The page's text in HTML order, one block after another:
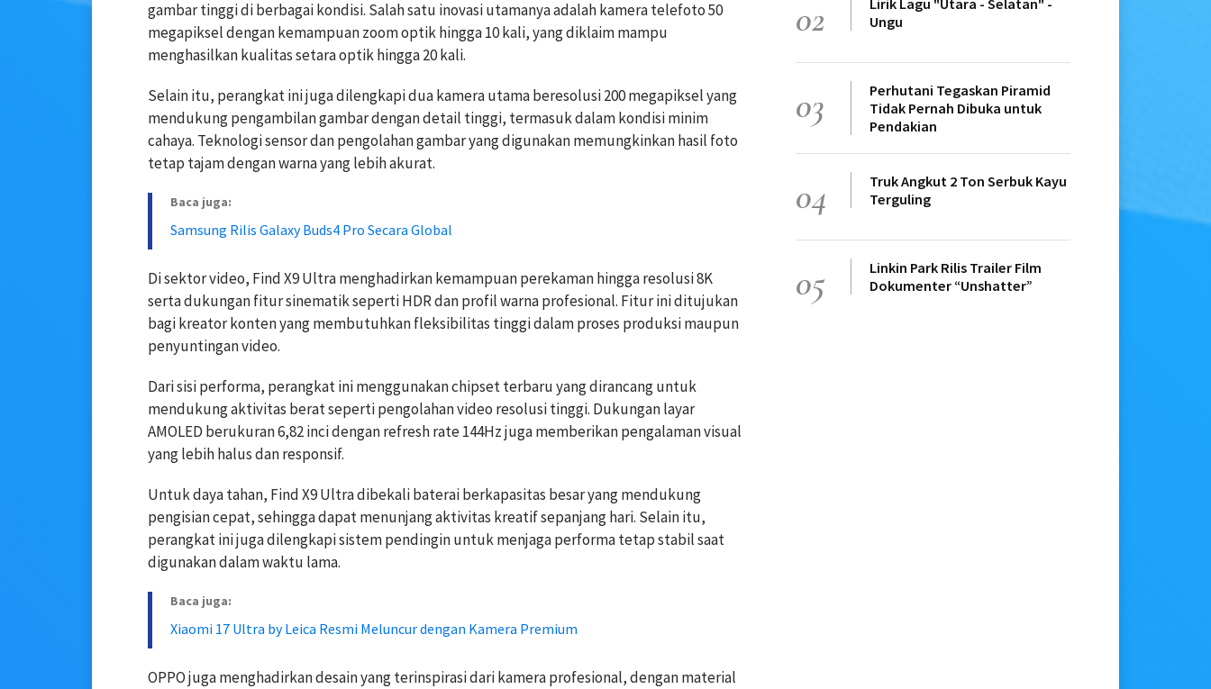
gambar tinggi di berbagai kondisi. Salah satu inovasi utamanya adalah kamera telefoto 50
megapiksel dengan kemampuan zoom optik hingga 10 kali, yang diklaim mampu
menghasilkan kualitas setara optik hingga 20 kali.
Selain itu, perangkat ini juga dilengkapi dua kamera utama beresolusi 200 megapiksel yang
mendukung pengambilan gambar dengan detail tinggi, termasuk dalam kondisi minim
cahaya. Teknologi sensor dan pengolahan gambar yang digunakan memungkinkan hasil foto
tetap tajam dengan warna yang lebih akurat.
Baca juga:
Samsung Rilis Galaxy Buds4 Pro Secara Global
Di sektor video, Find X9 Ultra menghadirkan kemampuan perekaman hingga resolusi 8K
serta dukungan fitur sinematik seperti HDR dan profil warna profesional. Fitur ini ditujukan
bagi kreator konten yang membutuhkan fleksibilitas tinggi dalam proses produksi maupun
penyuntingan video.
Dari sisi performa, perangkat ini menggunakan chipset terbaru yang dirancang untuk
mendukung aktivitas berat seperti pengolahan video resolusi tinggi. Dukungan layar
AMOLED berukuran 6,82 inci dengan refresh rate 144Hz juga memberikan pengalaman visual
yang lebih halus dan responsif.
Untuk daya tahan, Find X9 Ultra dibekali baterai berkapasitas besar yang mendukung
pengisian cepat, sehingga dapat menunjang aktivitas kreatif sepanjang hari. Selain itu,
perangkat ini juga dilengkapi sistem pendingin untuk menjaga performa tetap stabil saat
digunakan dalam waktu lama.
Baca juga:
Xiaomi 17 Ultra by Leica Resmi Meluncur dengan Kamera Premium
OPPO juga menghadirkan desain yang terinspirasi dari kamera profesional, dengan material
02
Lirik Lagu "Utara - Selatan" -
Ungu
03
Perhutani Tegaskan Piramid
Tidak Pernah Dibuka untuk
Pendakian
04
Truk Angkut 2 Ton Serbuk Kayu
Terguling
05
Linkin Park Rilis Trailer Film
Dokumenter “Unshatter”